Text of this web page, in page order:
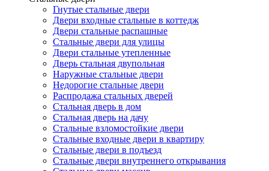
Гнутые стальные двери
Двери входные стальные в коттедж
Двери стальные распашные
Стальные двери для улицы
Двери стальные утепленные
Дверь стальная двупольная
Наружные стальные двери
Недорогие стальные двери
Распродажа стальных дверей
Стальная дверь в дом
Стальная дверь на дачу
Стальные взломостойкие двери
Стальные входные двери в квартиру
Стальные двери в подъезд
Стальные двери внутреннего открывания